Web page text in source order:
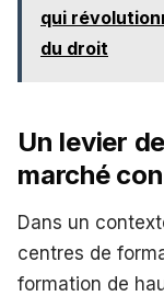
qui
du droit
Un levier
marché
Dans un
centres de
formation de